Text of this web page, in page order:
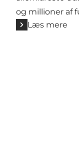
og millioner af
Læs mere